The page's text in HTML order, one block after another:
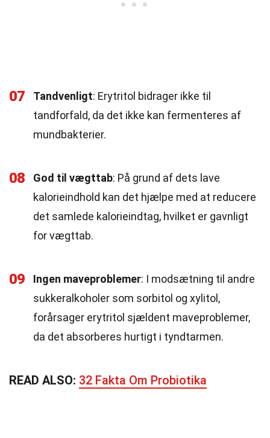
07 Tandvenligt: Erytritol bidrager ikke til
tandforfald, da det ikke kan fermenteres af
mundbakterier.
08 God til vægttab: På grund af dets lave
kalorieindhold kan det hjælpe med at reducere
det samlede kalorieindtag, hvilket er gavnligt
for vægttab.
09 Ingen maveproblemer: I modsætning til andre
sukkeralkoholer som sorbitol og xylitol,
forårsager erytritol sjældent maveproblemer,
da det absorberes hurtigt i tyndtarmen.
READ ALSO: 32 Fakta Om Probiotika